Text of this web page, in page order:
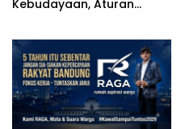
Kebudayaan, Aturan